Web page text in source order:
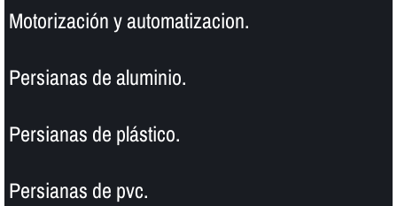
Motorización y automatizacion.
Persianas de aluminio.
Persianas de plástico.
Persianas de pvc.